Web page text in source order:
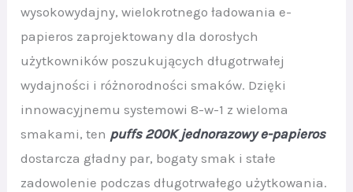
wysokowydajny, wielokrotnego ładowania e-
papieros zaprojektowany dla dorosłych
użytkowników poszukujących długotrwałej
wydajności i różnorodności smaków. Dzięki
innowacyjnemu systemowi 8-w-1 z wieloma
smakami, ten puffs 200K jednorazowy e-papieros
dostarcza gładny par, bogaty smak i stałe
zadowolenie podczas długotrwałego użytkowania.